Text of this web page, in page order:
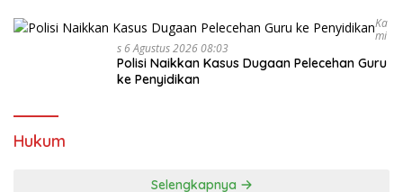
Ka
Mi
S 6 Agustus 2026 08:03
Polisi Naikkan Kasus Dugaan Pelecehan Guru
ke Penyidikan
Hukum
Selengkapnya